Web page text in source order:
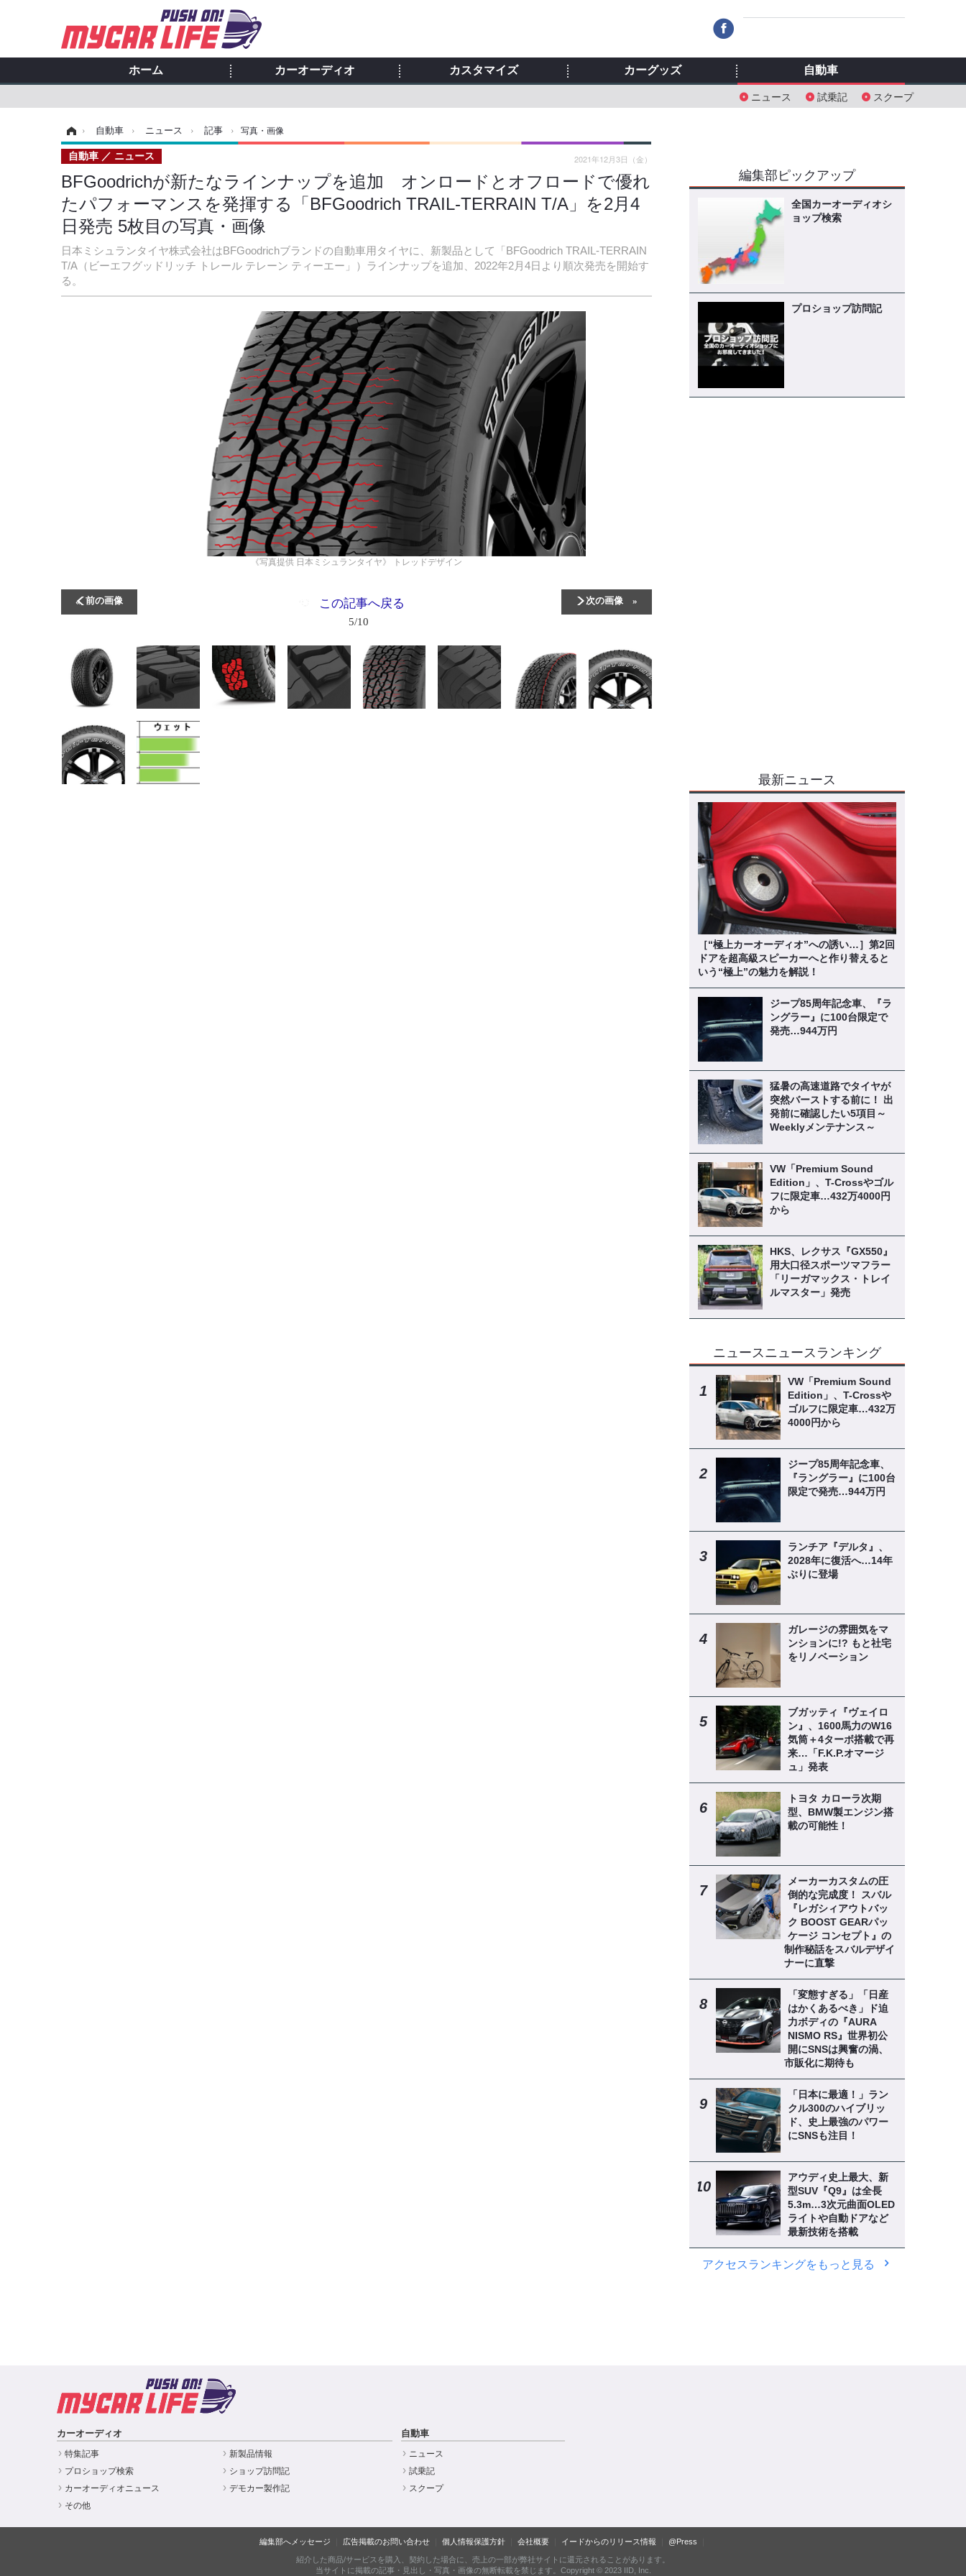
ホーム カーオーディオ カスタマイズ カーグッズ 自動車
ニュース 試乗記 スクープ
› 自動車 › ニュース › 記事 › 写真・画像
BFGoodrichが新たなラインナップを追加 オンロードとオフロードで優れ
たパフォーマンスを発揮する「BFGoodrich TRAIL-TERRAIN T/A」を2月4
日発売 5枚目の写真・画像
日本ミシュランタイヤ株式会社はBFGoodrichブランドの自動車用タイヤに、新製品として「BFGoodrich TRAIL-TERRAIN
T/A（ビーエフグッドリッチ トレール テレーン ティーエー」）ラインナップを追加、2022年2月4日より順次発売を開始す
る。
自動車 ニュース 2021年12月3日（金）
《写真提供 日本ミシュランタイヤ》 トレッドデザイン
前の画像 次の画像
この記事へ戻る
5/10
編集部ピックアップ
全国カーオーディオシ
ョップ検索
プロショップ訪問記
最新ニュース
［“極上カーオーディオ”への誘い…］第2回
ドアを超高級スピーカーへと作り替えると
いう“極上”の魅力を解説！
ジープ85周年記念車、『ラ
ングラー』に100台限定で
発売…944万円
猛暑の高速道路でタイヤが
突然バーストする前に！ 出
発前に確認したい5項目～
Weeklyメンテナンス～
VW「Premium Sound
Edition」、T-Crossやゴル
フに限定車…432万4000円
から
HKS、レクサス『GX550』
用大口径スポーツマフラー
「リーガマックス・トレイ
ルマスター」発売
ニュースニュースランキング
VW「Premium Sound
Edition」、T-Crossや
ゴルフに限定車…432万
4000円から
ジープ85周年記念車、
『ラングラー』に100台
限定で発売…944万円
ランチア『デルタ』、
2028年に復活へ…14年
ぶりに登場
ガレージの雰囲気をマ
ンションに!? もと社宅
をリノベーション
ブガッティ『ヴェイロ
ン』、1600馬力のW16
気筒＋4ターボ搭載で再
来…「F.K.P.オマージ
ュ」発表
トヨタ カローラ次期
型、BMW製エンジン搭
載の可能性！
メーカーカスタムの圧
倒的な完成度！ スバル
『レガシィアウトバッ
ク BOOST GEARパッ
ケージ コンセプト』の
制作秘話をスバルデザイ
ナーに直撃
「変態すぎる」「日産
はかくあるべき」ド迫
力ボディの『AURA
NISMO RS』世界初公
開にSNSは興奮の渦、
市販化に期待も
「日本に最適！」ラン
クル300のハイブリッ
ド、史上最強のパワー
にSNSも注目！
アウディ史上最大、新
型SUV『Q9』は全長
5.3m…3次元曲面OLED
ライトや自動ドアなど
最新技術を搭載
アクセスランキングをもっと見る
カーオーディオ
特集記事
新製品情報
プロショップ検索
ショップ訪問記
カーオーディオニュース
デモカー製作記
その他
自動車
ニュース
試乗記
スクープ
編集部へメッセージ 広告掲載のお問い合わせ 個人情報保護方針 会社概要 イードからのリリース情報 @Press
紹介した商品/サービスを購入、契約した場合に、売上の一部が弊社サイトに還元されることがあります。
当サイトに掲載の記事・見出し・写真・画像の無断転載を禁じます。Copyright © 2023 IID, Inc.